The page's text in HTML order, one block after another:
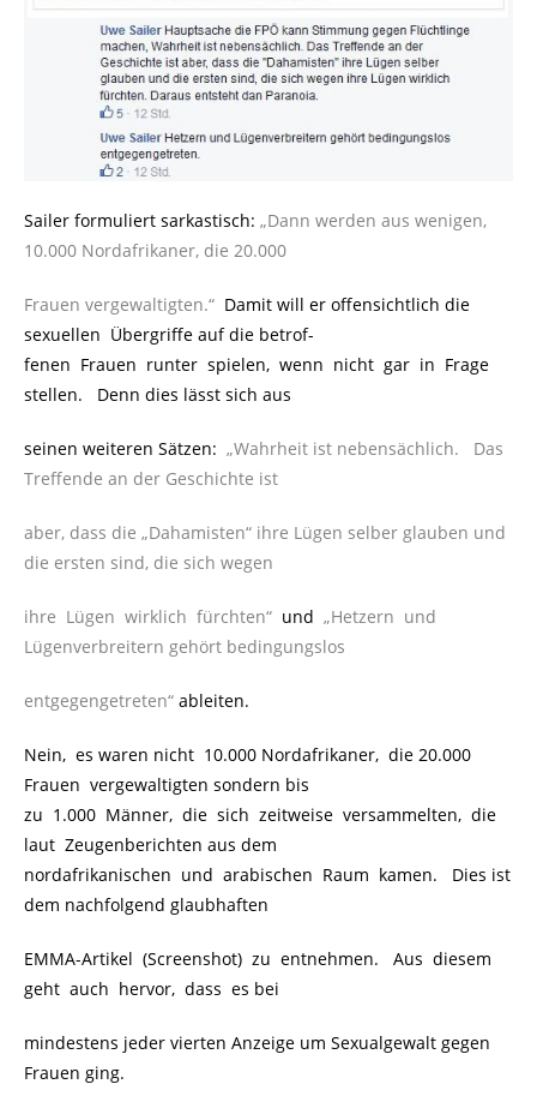
Sailer formuliert sarkastisch: „Dann werden aus wenigen,
10.000 Nordafrikaner, die 20.000
Frauen vergewaltigten.“ Damit will er offensichtlich die
sexuellen Übergriffe auf die betrof-
fenen Frauen runter spielen, wenn nicht gar in Frage
stellen. Denn dies lässt sich aus
seinen weiteren Sätzen: „Wahrheit ist nebensächlich. Das
Treffende an der Geschichte ist
aber, dass die „Dahamisten“ ihre Lügen selber glauben und
die ersten sind, die sich wegen
ihre Lügen wirklich fürchten“ und „Hetzern und
Lügenverbreitern gehört bedingungslos
entgegengetreten“ ableiten.
Nein, es waren nicht 10.000 Nordafrikaner, die 20.000
Frauen vergewaltigten sondern bis
zu 1.000 Männer, die sich zeitweise versammelten, die
laut Zeugenberichten aus dem
nordafrikanischen und arabischen Raum kamen. Dies ist
dem nachfolgend glaubhaften
EMMA-Artikel (Screenshot) zu entnehmen. Aus diesem
geht auch hervor, dass es bei
mindestens jeder vierten Anzeige um Sexualgewalt gegen
Frauen ging.